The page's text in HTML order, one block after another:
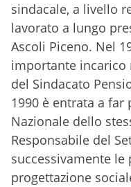
sindacale, a livello
lavorato a lungo
Ascoli Piceno. Nel
importante incarico
del Sindacato
1990 è entrata a far
Nazionale dello
Responsabile del
successivamente
progettazione